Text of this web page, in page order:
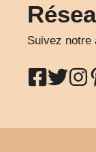
Suivez notre